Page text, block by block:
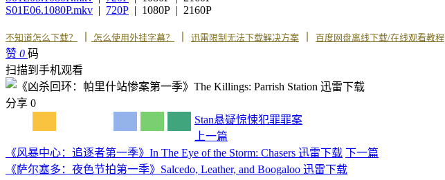
S01E06.1080P.mkv | 720P | 1080P | 2160P
不知道怎么下载？ 怎么使用外挂字幕？ 迅雷限制无法下载解决方案 百度网盘离线下载/在线观看教程
赞 0 码
扫描到手机观看
分享 0
Stan悬疑惊悚犯罪罪案
上一篇
《风暴中心：追逐者第一季》In The Eye of the Storm: Chasers 迅雷下载 下一篇
《萨尔塞多：夜色节拍第一季》Salcedo, Leather, and Boogaloo 迅雷下载